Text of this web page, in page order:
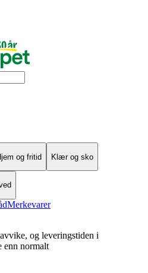
og fritid Klær og sko
Merkevarer
og leveringstiden i
enn normalt